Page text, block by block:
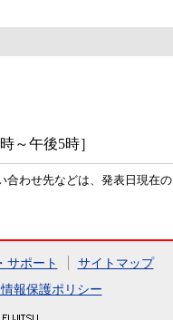
～午後5時］
わせ先などは、発表日現在
サポート
サイトマップ
報保護ポリシー